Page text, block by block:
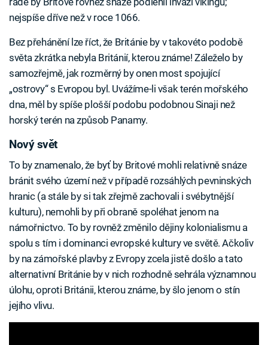
nejspíše dříve než v roce 1066.
Bez přehánění lze říct, že Británie by v takovéto podobě
světa zkrátka nebyla Británií, kterou známe! Záleželo by
samozřejmě, jak rozměrný by onen most spojující
„ostrovy“ s Evropou byl. Uvážíme-li však terén mořského
dna, měl by spíše plošší podobu podobnou Sinaji než
horský terén na způsob Panamy.
Nový svět
To by znamenalo, že byť by Britové mohli relativně snáze
bránit svého území než v případě rozsáhlých pevninských
hranic (a stále by si tak zřejmě zachovali i svébytnější
kulturu), nemohli by při obraně spoléhat jenom na
námořnictvo. To by rovněž změnilo dějiny kolonialismu a
spolu s tím i dominanci evropské kultury ve světě. Ačkoliv
by na zámořské plavby z Evropy zcela jistě došlo a tato
alternativní Británie by v nich rozhodně sehrála významnou
úlohu, oproti Británii, kterou známe, by šlo jenom o stín
jejího vlivu.